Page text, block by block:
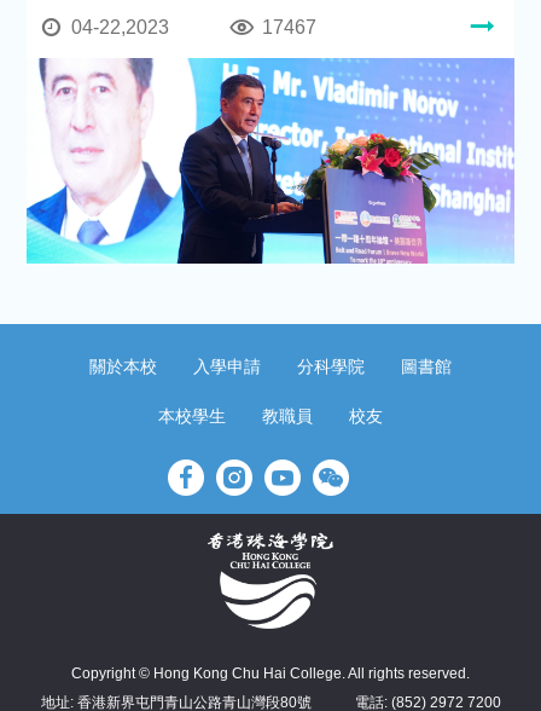
04-22,2023 17467
關於本校 入學申請 分科學院 圖書館
本校學生 教職員 校友
Copyright © Hong Kong Chu Hai College. All rights reserved.
地址: 香港新界屯門青山公路青山灣段80號
電話: (852) 2972 7200